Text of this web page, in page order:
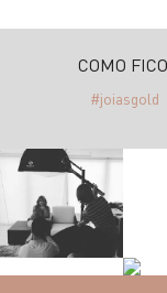
COMO
#joiasgold